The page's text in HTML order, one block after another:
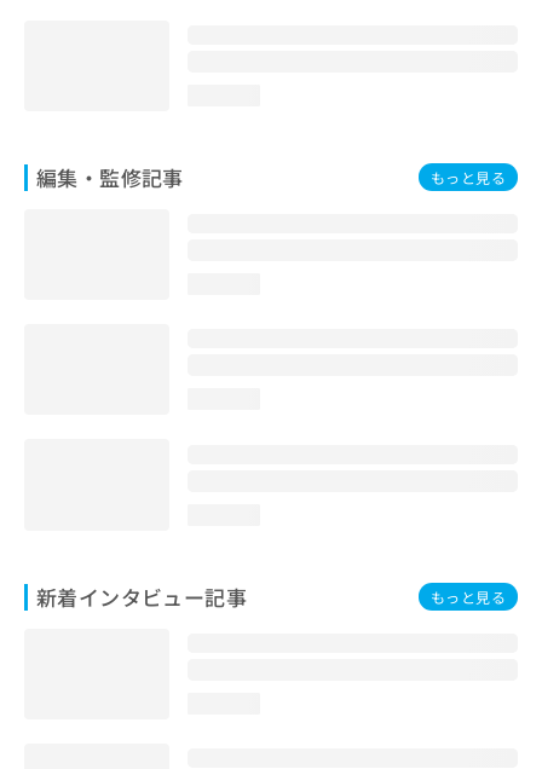
編集・監修記事 もっと見る
新着インタビュー記事 もっと見る